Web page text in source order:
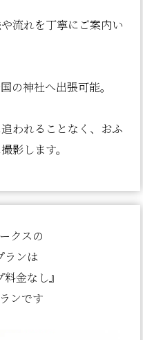
流れを丁寧にご案内い
の神社へ出張可能。
われることなく、おふ
影します。
クスの
ランは
金なし』
ンです